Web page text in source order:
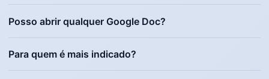
Posso abrir qualquer Google Doc?
Para quem é mais indicado?